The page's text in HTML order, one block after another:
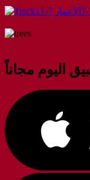
الأعمار 7-11